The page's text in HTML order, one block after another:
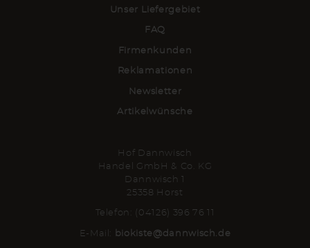
Unser Liefergebiet
FAQ
Firmenkunden
Reklamationen
Newsletter
Artikelwünsche
Hof Dannwisch
Handel GmbH & Co. KG
Dannwisch 1
25358 Horst
Telefon: (04126) 396 76 11
E-Mail: biokiste@dannwisch.de